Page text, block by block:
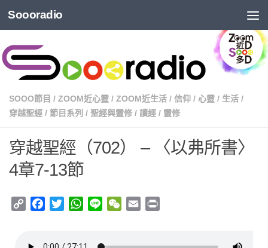
Soooradio
SOOO節目 / ZOOM近心靈 / ZOOM近生活 / 信仰 / 心靈 / 生活 /
穿越聖經 / 節目系列 / 聖經與靈修 / 讀經 / 靈修
穿越聖經（702） – 〈以弗所書〉
4章7-13節
Copy
Facebook
TwitterWhatsApp
Line WeChat
Email